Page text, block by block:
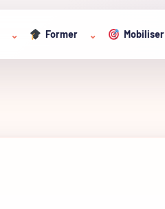
⌄ Former ⌄ Mobiliser